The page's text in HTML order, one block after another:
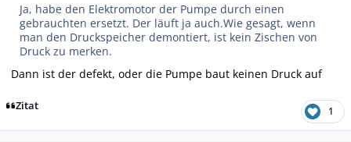
Ja, habe den Elektromotor der Pumpe durch einen
gebrauchten ersetzt. Der läuft ja auch.Wie gesagt, wenn
man den Druckspeicher demontiert, ist kein Zischen von
Druck zu merken.
Dann ist der defekt, oder die Pumpe baut keinen Druck auf
Zitat 1